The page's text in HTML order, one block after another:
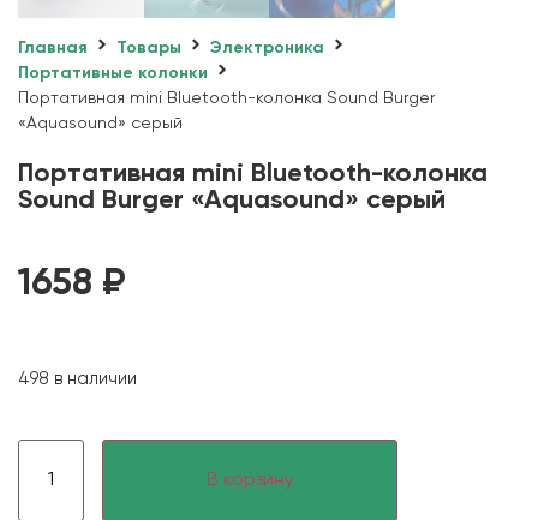
Главная Товары
Электроника
Портативные колонки
Портативная mini Bluetooth-колонка Sound Burger
«Aquasound» серый
Портативная mini Bluetooth-колонка
Sound Burger «Aquasound» серый
1658 ₽
498 в наличии
В корзину